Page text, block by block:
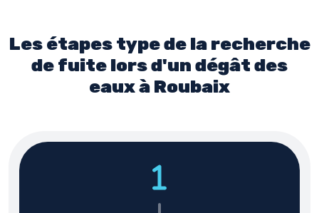
Les étapes type de la recherche
de fuite lors d'un dégât des
eaux à Roubaix